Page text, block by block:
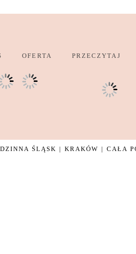
OFERTA PRZECZYTAJ
ŚLĄSK | KRAKÓW | CAŁA